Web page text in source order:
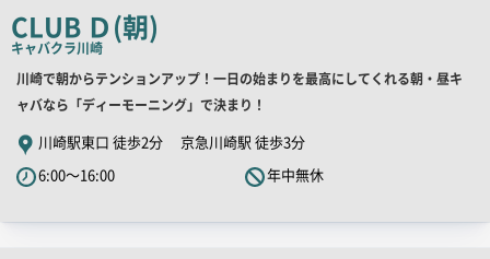
コ
ピ
ー
CLUB Ｄ(朝)
キャバクラ川崎
店
舗
PR
キ
ャ
川崎で朝からテンションアップ！一日の始まりを最高にしてくれる朝・昼キ
ャバなら「ディーモーニング」で決まり！
川崎駅東口 徒歩2分 京急川崎駅 徒歩3分
6:00～16:00
年中無休